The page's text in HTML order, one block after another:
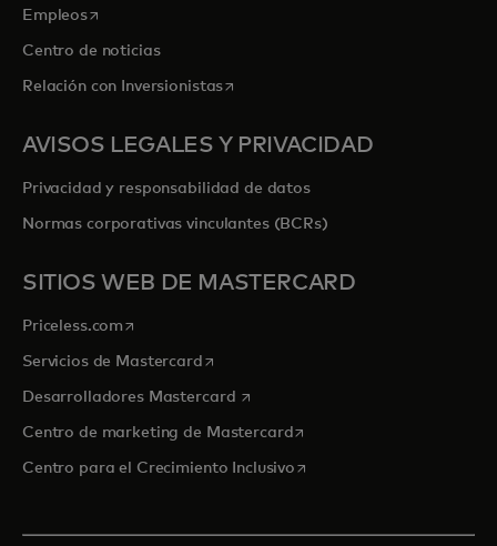
Empleosse abre en una pestaña nueva
Centro de noticias
Relación con Inversionistasse abre en una pestaña nueva
AVISOS LEGALES Y PRIVACIDAD
Privacidad y responsabilidad de datos
Normas corporativas vinculantes (BCRs)
SITIOS WEB DE MASTERCARD
Priceless.com se abre en una pestaña nueva
Servicios de Mastercardse abre en una pestaña nueva
Desarrolladores Mastercard se abre en una pestaña nueva
Centro de marketing de Mastercardse abre en una pestaña
Centro para el Crecimiento Inclusivose abre en una pestaña